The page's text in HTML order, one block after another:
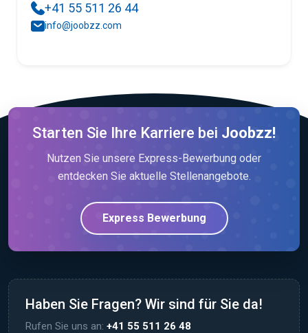
+41 55 511 26 44
info@joobzz.com
Starten Sie Ihre Karriere bei Joobzz!
Nutzen Sie unsere Express-Bewerbung oder
entdecken Sie aktuelle Stellenangebote.
Express Bewerbung
Haben Sie Fragen? Wir sind für Sie da!
Rufen Sie uns an: +41 55 511 26 48